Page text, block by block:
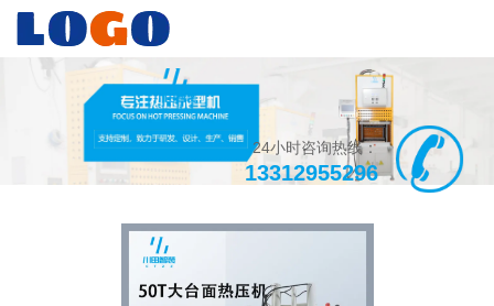
24小时咨询热线：
13312955296